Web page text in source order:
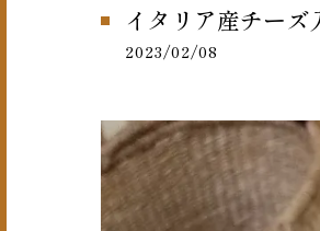
イタリア産チーズ
2023/02/08